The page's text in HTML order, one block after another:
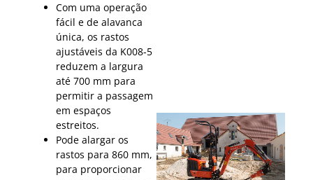
Com uma operação
fácil e de alavanca
única, os rastos
ajustáveis da K008-5
reduzem a largura
até 700 mm para
permitir a passagem
em espaços
estreitos.
Pode alargar os
rastos para 860 mm,
para proporcionar